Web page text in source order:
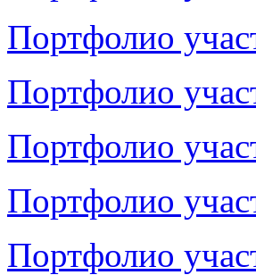
Портфолио
Портфолио
Портфолио
Портфолио
Портфолио